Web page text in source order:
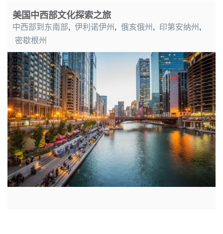
美国中西部文化探索之旅
中西部到东南部, 伊利诺伊州 , 俄亥俄州 , 印第安纳州 ,
密歇根州